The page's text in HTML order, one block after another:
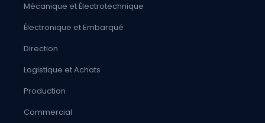
Mécanique et Électrotechnique
Électronique et Embarqué
Direction
Logistique et Achats
Production
Commercial